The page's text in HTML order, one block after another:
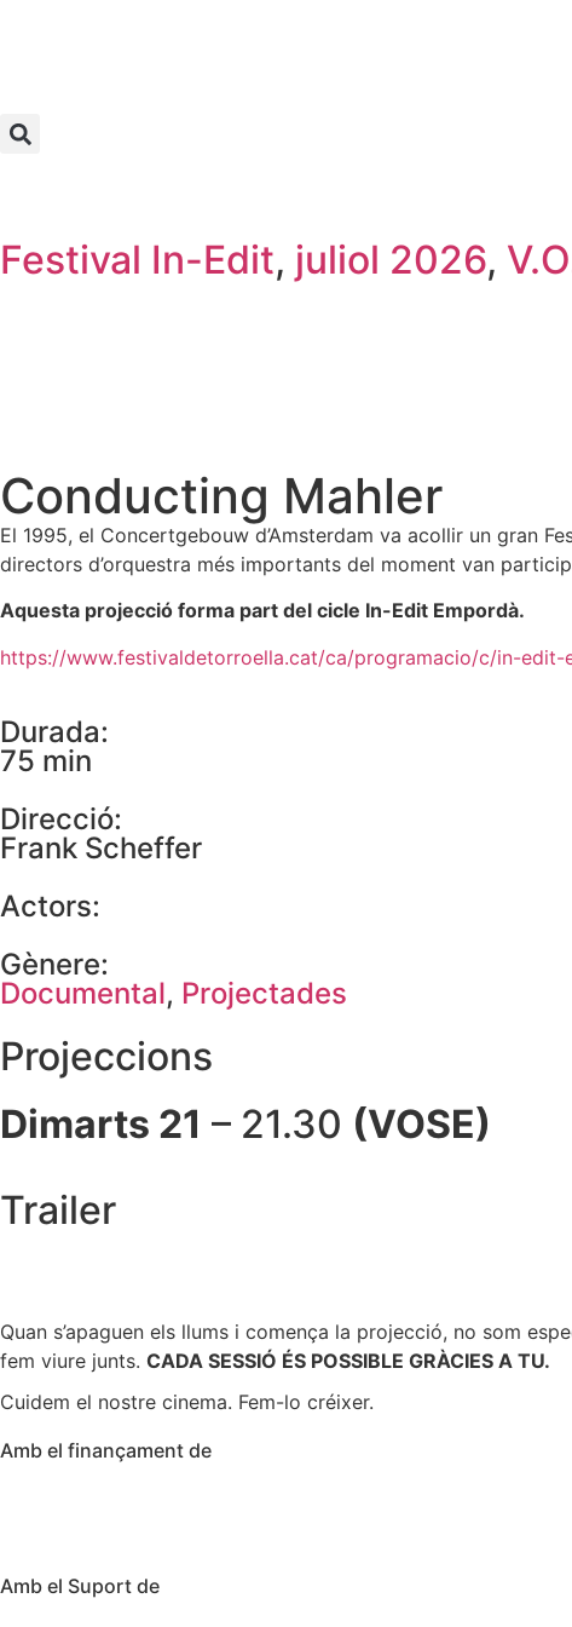
Festival In-Edit, juliol 2026,
Conducting Mahler
El 1995, el Concertgebouw d’Amsterdam va acollir un gran
directors d’orquestra més importants del moment van
Aquesta projecció forma part del cicle In-Edit Empordà.
https://www.festivaldetorroella.cat/ca/programacio/c/in-edit-
Durada:
75 min
Direcció:
Frank Scheffer
Actors:
Gènere:
Documental, Projectades
Projeccions
Dimarts 21 – 21.30 (VOSE)
Trailer
Quan s’apaguen els llums i comença la projecció, no som
fem viure junts. CADA SESSIÓ ÉS POSSIBLE GRÀCIES A TU.
Cuidem el nostre cinema. Fem-lo créixer.
Amb el finançament de
Amb el Suport de